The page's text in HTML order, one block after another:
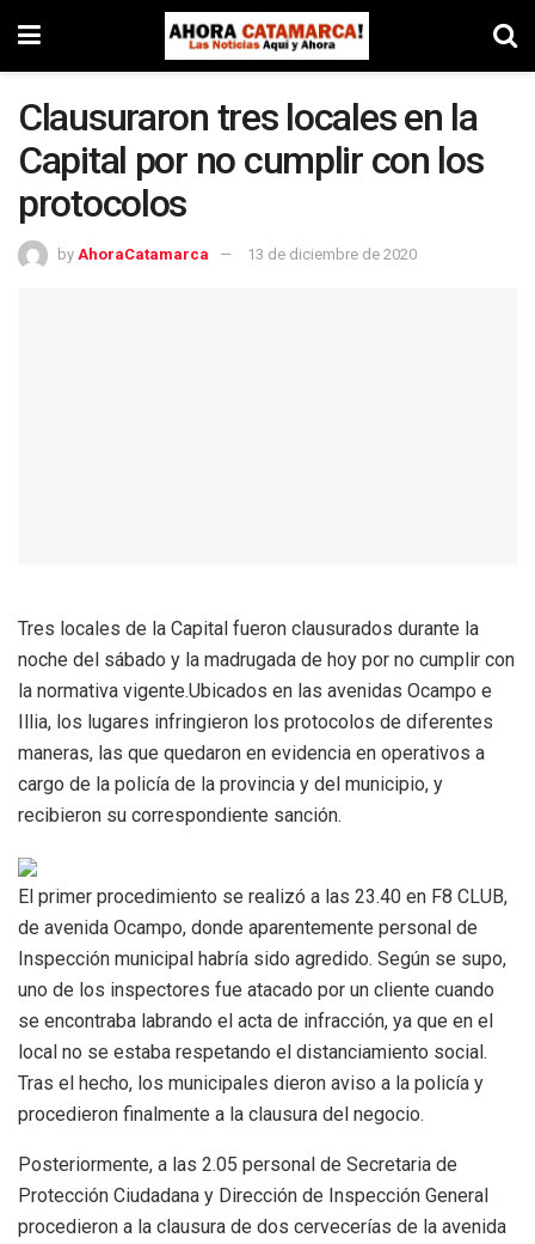
Clausuraron tres locales en la
Capital por no cumplir con los
protocolos
by AhoraCatamarca 13 de diciembre de 2020
Tres locales de la Capital fueron clausurados durante la
noche del sábado y la madrugada de hoy por no cumplir con
la normativa vigente.Ubicados en las avenidas Ocampo e
Illia, los lugares infringieron los protocolos de diferentes
maneras, las que quedaron en evidencia en operativos a
cargo de la policía de la provincia y del municipio, y
recibieron su correspondiente sanción.
El primer procedimiento se realizó a las 23.40 en F8 CLUB,
de avenida Ocampo, donde aparentemente personal de
Inspección municipal habría sido agredido. Según se supo,
uno de los inspectores fue atacado por un cliente cuando
se encontraba labrando el acta de infracción, ya que en el
local no se estaba respetando el distanciamiento social.
Tras el hecho, los municipales dieron aviso a la policía y
procedieron finalmente a la clausura del negocio.
Posteriormente, a las 2.05 personal de Secretaria de
Protección Ciudadana y Dirección de Inspección General
procedieron a la clausura de dos cervecerías de la avenida